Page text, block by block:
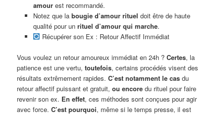
amourest recommandé.
Notez que la bougie d’amour rituel doit être de haute
qualité pour un rituel d’amour qui marche.
Récupérer son Ex : Retour Affectif Immédiat
Vous voulez un retour amoureux immédiat en 24h ?Certes, la
patience est une vertu,toutefois, certains procédés visent des
résultats extrêmement rapides.C’est notamment le cas du
retour affectif puissant et gratuit,ou encore du rituel pour faire
revenir son ex. En effet, ces méthodes sont conçues pour agir
avec force.C’est pourquoi, même si le temps presse, il est